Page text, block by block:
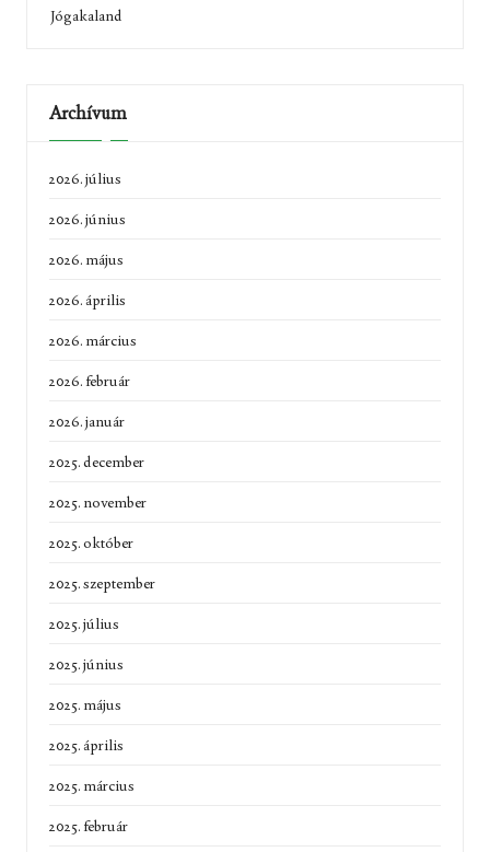
Jógakaland
Archívum
2026. július
2026. június
2026. május
2026. április
2026. március
2026. február
2026. január
2025. december
2025. november
2025. október
2025. szeptember
2025. július
2025. június
2025. május
2025. április
2025. március
2025. február